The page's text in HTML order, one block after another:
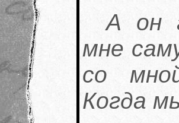
А он
мне
со
Когда